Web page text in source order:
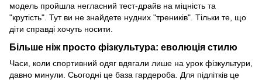
модель пройшла негласний тест-драйв на міцність та
"крутість". Тут ви не знайдете нудних "треників". Тільки те, що
діти справді хочуть носити.
Більше ніж просто фізкультура: еволюція стилю
Часи, коли спортивний одяг вдягали лише на урок фізкультури,
давно минули. Сьогодні це база гардероба. Для підлітків це